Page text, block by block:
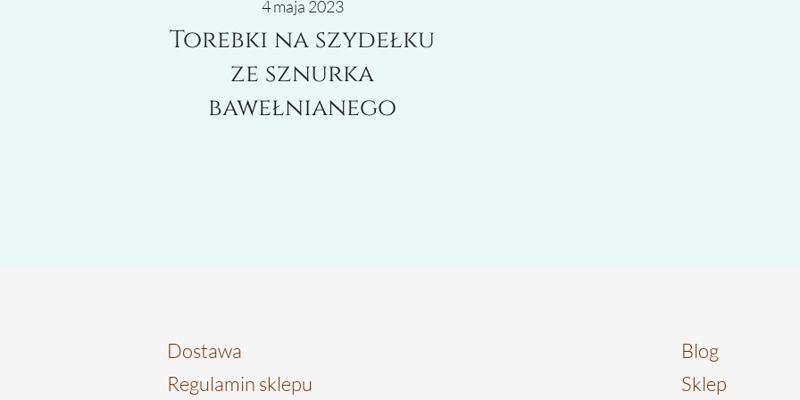
4 maja 2023
Torebki na szydełku
ze sznurka
bawełnianego
Dostawa
Regulamin sklepu
Blog
Sklep